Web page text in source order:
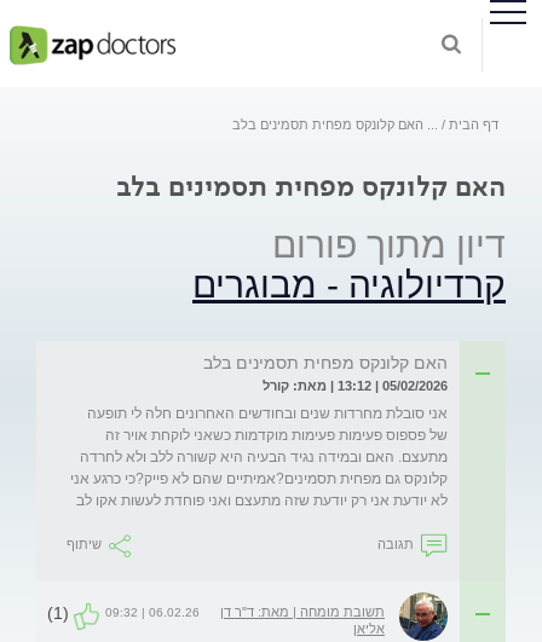
דף הבית האם קלונקס מפחית תסמינים בלב
האם קלונקס מפחית תסמינים בלב
דיון מתוך פורום
קרדיולוגיה - מבוגרים
האם קלונקס מפחית תסמינים בלב
05/02/2026 | 13:12 | מאת: קורל
אני סובלת מחרדות שנים ובחודשים האחרונים חלה לי תופעה
של פספוס פעימות פעימות מוקדמות כשאני לוקחת אויר זה
מתעצם. האם ובמידה נגיד הבעיה היא קשורה ללב ולא לחרדה
קלונקס גם מפחית תסמינים?אמיתיים שהם לא פייק?כי כרגע אני
לא יודעת אני רק יודעת שזה מתעצם ואני פוחדת לעשות אקו לב
תגובה שיתוף
תשובת מומחה | מאת: ד"ר דן
אליאן
06.02.26 | 09:32
(1)